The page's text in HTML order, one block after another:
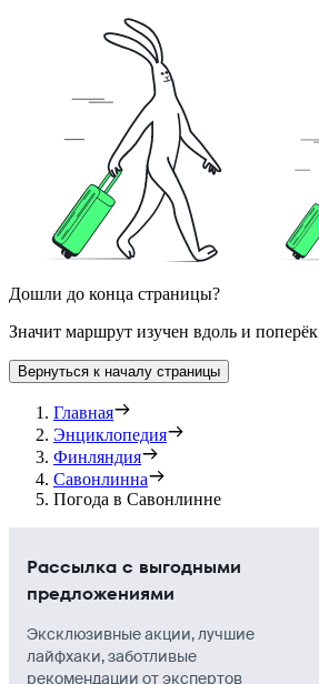
Дошли до конца страницы?
Значит маршрут изучен вдоль и поперёк
Вернуться к началу страницы
Главная
Энциклопедия
Финляндия
Савонлинна
Погода в Савонлинне
Рассылка с выгодными
предложениями
Эксклюзивные акции, лучшие
лайфхаки, заботливые
рекомендации от экспертов